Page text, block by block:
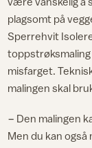
plagsomt på
Sperrehvit
toppstrøksmaling
misfarget.
malingen skal
− Den malingen
Men du kan også